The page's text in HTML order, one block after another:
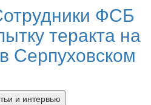
ФСБ
теракта на
Серпуховском
и интервью